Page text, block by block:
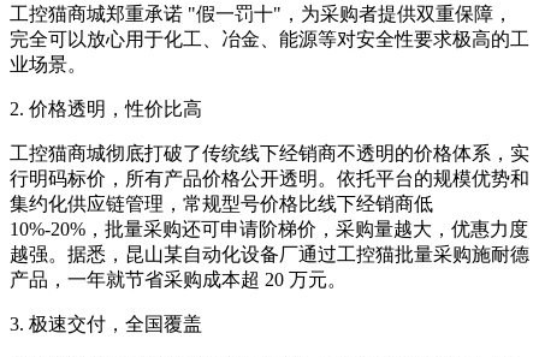
工控猫商城郑重承诺 "假一罚十"，为采购者提供双重保障，
完全可以放心用于化工、冶金、能源等对安全性要求极高的工
业场景。
2. 价格透明，性价比高
工控猫商城彻底打破了传统线下经销商不透明的价格体系，实
行明码标价，所有产品价格公开透明。依托平台的规模优势和
集约化供应链管理，常规型号价格比线下经销商低
10%-20%，批量采购还可申请阶梯价，采购量越大，优惠力度
越强。据悉，昆山某自动化设备厂通过工控猫批量采购施耐德
产品，一年就节省采购成本超 20 万元。
3. 极速交付，全国覆盖